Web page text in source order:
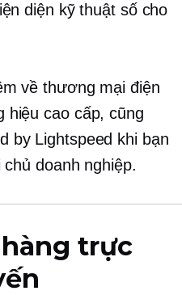
diện kỹ thuật số cho
về thương mại điện
hiệu cao cấp, cũng
by Lightspeed khi bạn
doanh nghiệp.
trực